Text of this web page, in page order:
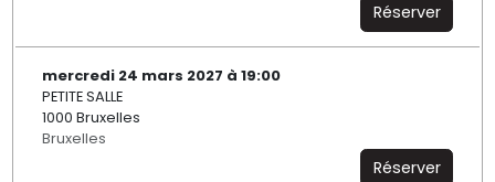
Réserver
mercredi 24 mars 2027 à 19:00
PETITE SALLE
1000 Bruxelles
Bruxelles
Réserver